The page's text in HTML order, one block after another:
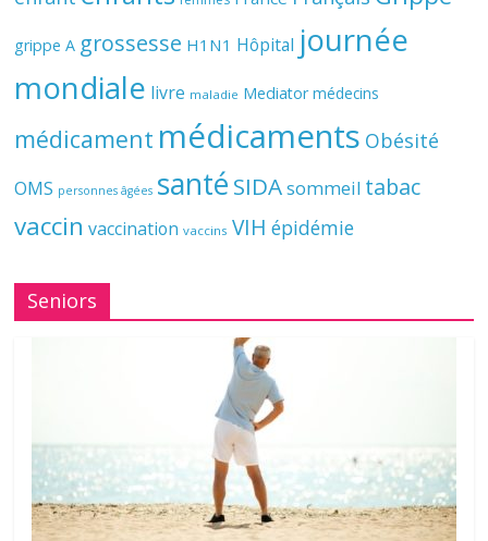
grippe A grossesse H1N1 Hôpital journée
mondiale livre maladie Mediator médecins
médicament médicaments Obésité
OMS personnes âgées santé SIDAsommeil tabac
vaccin vaccination vaccins VIH épidémie
Seniors